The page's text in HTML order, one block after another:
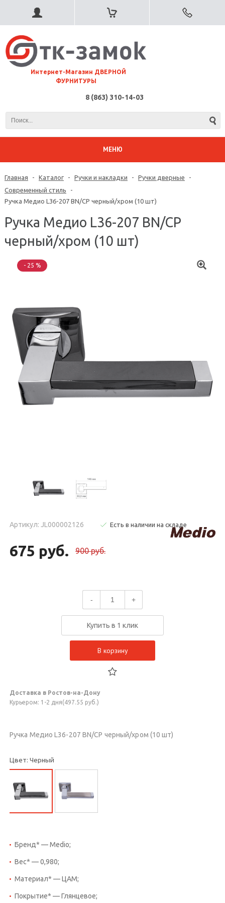
⠀Интернет-Магазин ДВЕРНОЙ
ФУРНИТУРЫ
8 (863) 310-14-03
МЕНЮ
Главная - Каталог - Ручки и накладки - Ручки дверные
-
Современный стиль
-
Ручка Медио L36-207 BN/CP черный/хром (10 шт)
Ручка Медио L36-207 BN/CP
черный/хром (10 шт)
- 25 %
Артикул: JL000002126 Есть в наличии на складе
675 руб. 900 руб.
- +
Купить в 1 клик
В корзину
Доставка в Ростов-на-Дону
Курьером: 1-2 дня(497.55 руб.)
Ручка Медио L36-207 BN/CP черный/хром (10 шт)
Цвет: Черный
Бренд* — Medio;
Вес* — 0,980;
Материал* — ЦАМ;
Покрытие* — Глянцевое;